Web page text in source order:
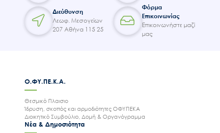
Διεύθυνση
Λεωφ. Μεσογείων
207 Αθήνα 115 25
Φόρμα
Επικοινωνίας
Επικοινωνήστε μαζί
μας
Ο.ΦΥ.ΠΕ.Κ.Α.
Θεσμικό Πλαισιο
Ίδρυση, σκοπός και αρμοδιότητες ΟΦΥΠΕΚΑ
Διοικητικό Συμβούλιο, Δομή & Οργανόγραμμα
Νέα & Δημοσιότητα